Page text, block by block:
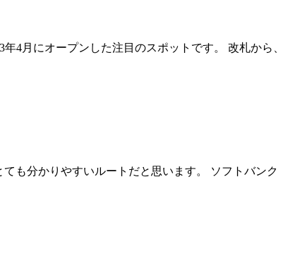
4月にオープンした注目のスポットです。 改札から、
も分かりやすいルートだと思います。 ソフトバンク